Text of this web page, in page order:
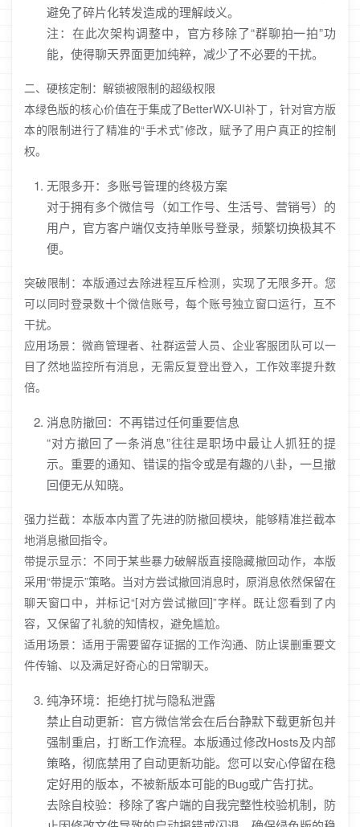
避免了碎片化转发造成的理解歧义。
注：在此次架构调整中，官方移除了“群聊拍一拍”功
能，使得聊天界面更加纯粹，减少了不必要的干扰。
二、硬核定制：解锁被限制的超级权限
本绿色版的核心价值在于集成了BetterWX-UI补丁，针对官方版
本的限制进行了精准的“手术式”修改，赋予了用户真正的控制
权。
无限多开：多账号管理的终极方案
对于拥有多个微信号（如工作号、生活号、营销号）的
用户，官方客户端仅支持单账号登录，频繁切换极其不
便。
突破限制：本版通过去除进程互斥检测，实现了无限多开。您
可以同时登录数十个微信账号，每个账号独立窗口运行，互不
干扰。
应用场景：微商管理者、社群运营人员、企业客服团队可以一
目了然地监控所有消息，无需反复登出登入，工作效率提升数
倍。
消息防撤回：不再错过任何重要信息
“对方撤回了一条消息”往往是职场中最让人抓狂的提
示。重要的通知、错误的指令或是有趣的八卦，一旦撤
回便无从知晓。
强力拦截：本版本内置了先进的防撤回模块，能够精准拦截本
地消息撤回指令。
带提示显示：不同于某些暴力破解版直接隐藏撤回动作，本版
采用“带提示”策略。当对方尝试撤回消息时，原消息依然保留在
聊天窗口中，并标记“[对方尝试撤回]”字样。既让您看到了内
容，又保留了礼貌的知情权，避免尴尬。
适用场景：适用于需要留存证据的工作沟通、防止误删重要文
件传输、以及满足好奇心的日常聊天。
纯净环境：拒绝打扰与隐私泄露
禁止自动更新：官方微信常会在后台静默下载更新包并
强制重启，打断工作流程。本版通过修改Hosts及内部
策略，彻底禁用了自动更新功能。您可以安心停留在稳
定好用的版本，不被新版本可能的Bug或广告打扰。
去除自校验：移除了客户端的自我完整性校验机制，防